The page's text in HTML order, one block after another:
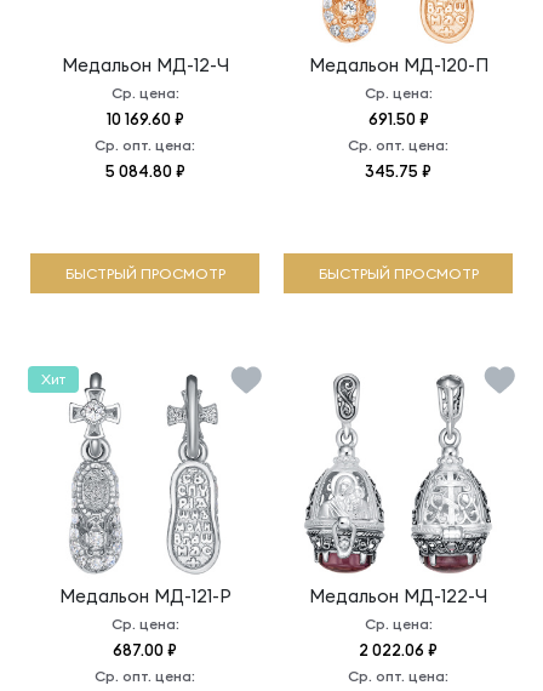
Медальон МД-12-Ч
Ср. цена:
10 169.60 ₽
Ср. опт. цена:
5 084.80 ₽
БЫСТРЫЙ ПРОСМОТР
Медальон МД-120-П
Ср. цена:
691.50 ₽
Ср. опт. цена:
345.75 ₽
БЫСТРЫЙ ПРОСМОТР
Медальон МД-121-Р
Ср. цена:
687.00 ₽
Ср. опт. цена:
Хит
Медальон МД-122-Ч
Ср. цена:
2 022.06 ₽
Ср. опт. цена: